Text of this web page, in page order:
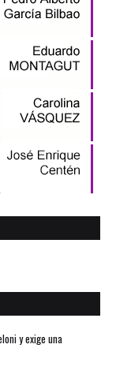
y exige una